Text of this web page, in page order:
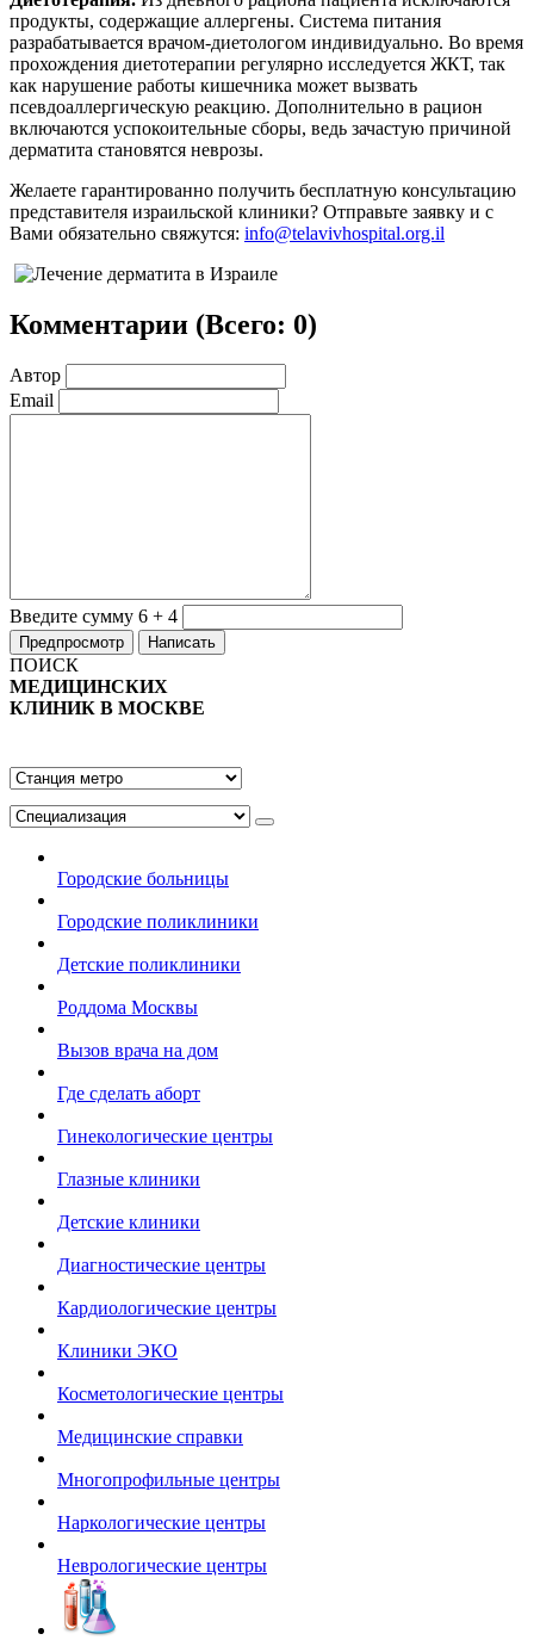
продукты, содержащие аллергены. Система питания
разрабатывается врачом-диетологом индивидуально. Во время
прохождения диетотерапии регулярно исследуется ЖКТ, так
как нарушение работы кишечника может вызвать
псевдоаллергическую реакцию. Дополнительно в рацион
включаются успокоительные сборы, ведь зачастую причиной
дерматита становятся неврозы.
Желаете гарантированно получить бесплатную консультацию
представителя израильской клиники? Отправьте заявку и с
Вами обязательно свяжутся: info@telavivhospital.org.il
Комментарии (Всего: 0)
Автор
Email
Введите сумму 6 + 4
ПОИСК
МЕДИЦИНСКИХ
КЛИНИК В МОСКВЕ
Городские больницы
Городские поликлиники
Детские поликлиники
Роддома Москвы
Вызов врача на дом
Где сделать аборт
Гинекологические центры
Глазные клиники
Детские клиники
Диагностические центры
Кардиологические центры
Клиники ЭКО
Косметологические центры
Медицинские справки
Многопрофильные центры
Наркологические центры
Неврологические центры